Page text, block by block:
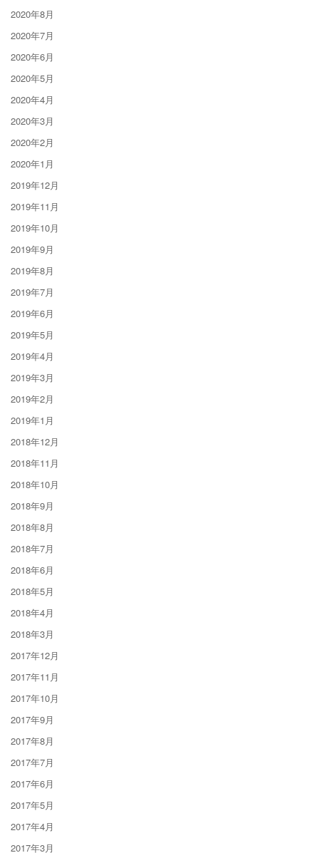
2020年8月
2020年7月
2020年6月
2020年5月
2020年4月
2020年3月
2020年2月
2020年1月
2019年12月
2019年11月
2019年10月
2019年9月
2019年8月
2019年7月
2019年6月
2019年5月
2019年4月
2019年3月
2019年2月
2019年1月
2018年12月
2018年11月
2018年10月
2018年9月
2018年8月
2018年7月
2018年6月
2018年5月
2018年4月
2018年3月
2017年12月
2017年11月
2017年10月
2017年9月
2017年8月
2017年7月
2017年6月
2017年5月
2017年4月
2017年3月